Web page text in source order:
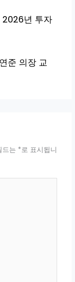
2026년 투자
준 의장 교
드는 *로 표시됩니